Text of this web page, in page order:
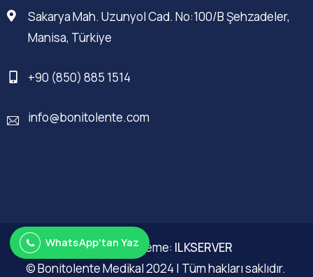
Sakarya Mah. Uzunyol Cad. No:100/B Şehzadeler,
Manisa, Türkiye
+90 (850) 885 1514
info@bonitolente.com
Web Düzenleme: ILKSERVER
© Bonitolente Medikal 2024 | Tüm hakları saklıdır.
WhatsApp'tan Yaz